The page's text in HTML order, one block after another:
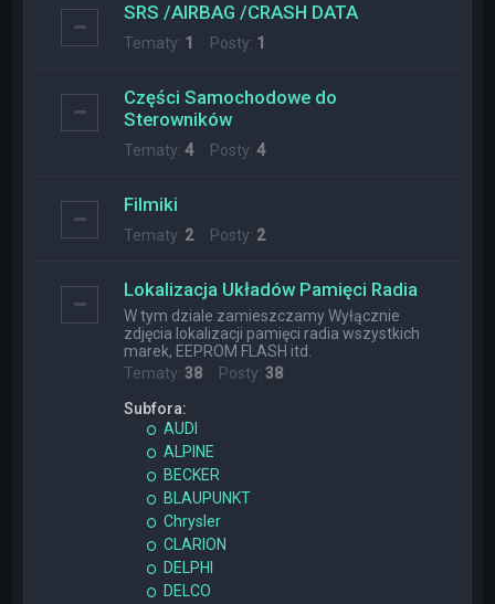
SRS /AIRBAG /CRASH DATA
Tematy: 1 Posty: 1
Części Samochodowe do
Sterowników
Tematy:4Posty:4
Filmiki
Tematy: 2Posty: 2
Lokalizacja Układów Pamięci Radia
W tym dziale zamieszczamy Wyłącznie
zdjęcia lokalizacji pamięci radia wszystkich
marek, EEPROM FLASH itd.
Tematy:38 Posty:38
Subfora:
AUDI
ALPINE
BECKER
BLAUPUNKT
Chrysler
CLARION
DELPHI
DELCO